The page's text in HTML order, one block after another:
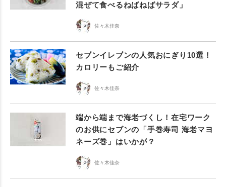
混ぜて食べるねばねばサラダ」
佐々木佳奈
セブンイレブンの人気おにぎり10選！
カロリーもご紹介
佐々木佳奈
端から端まで海老づくし！在宅ワーク
のお供にセブンの「手巻寿司 海老マヨ
ネーズ巻」はいかが？
佐々木佳奈